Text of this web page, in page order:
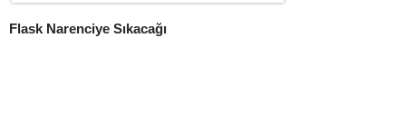
Flask Narenciye Sıkacağı